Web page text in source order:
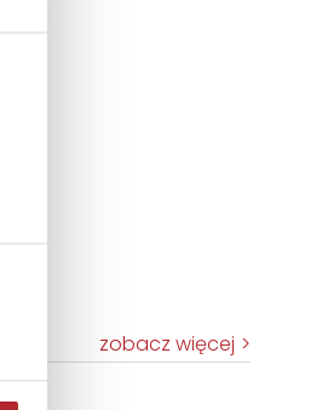
zobacz więcej